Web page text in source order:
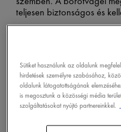
teljesen biztonságos és
VICHY
Sütiket használunk az oldalunk
hirdetések személyre szabásához,
oldalunk látogatottságának
is megosztunk a közösségi média
szolgáltatásokat nyújtó partnereinkkel.